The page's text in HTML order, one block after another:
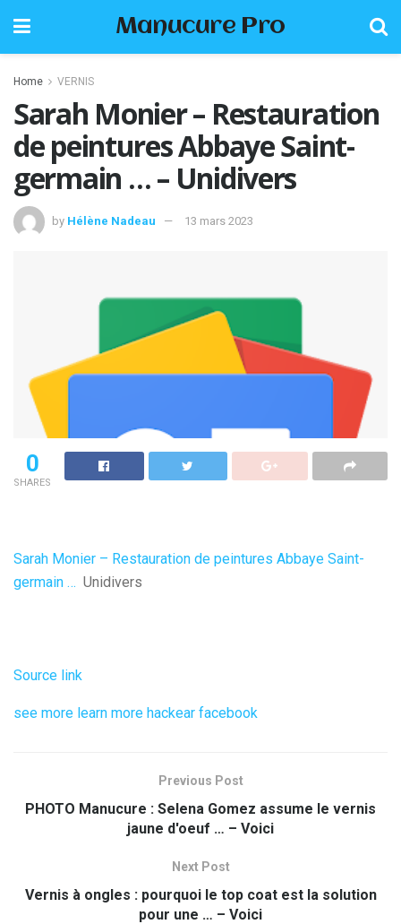
Manucure Pro
Home VERNIS
Sarah Monier – Restauration
de peintures Abbaye Saint-
germain … – Unidivers
by Hélène Nadeau 13 mars 2023
0
SHARES
Sarah Monier – Restauration de peintures Abbaye Saint-
germain … Unidivers
Source link
see more learn more hackear facebook
Previous Post
PHOTO Manucure : Selena Gomez assume le vernis
jaune d'oeuf … – Voici
Next Post
Vernis à ongles : pourquoi le top coat est la solution
pour une … – Voici